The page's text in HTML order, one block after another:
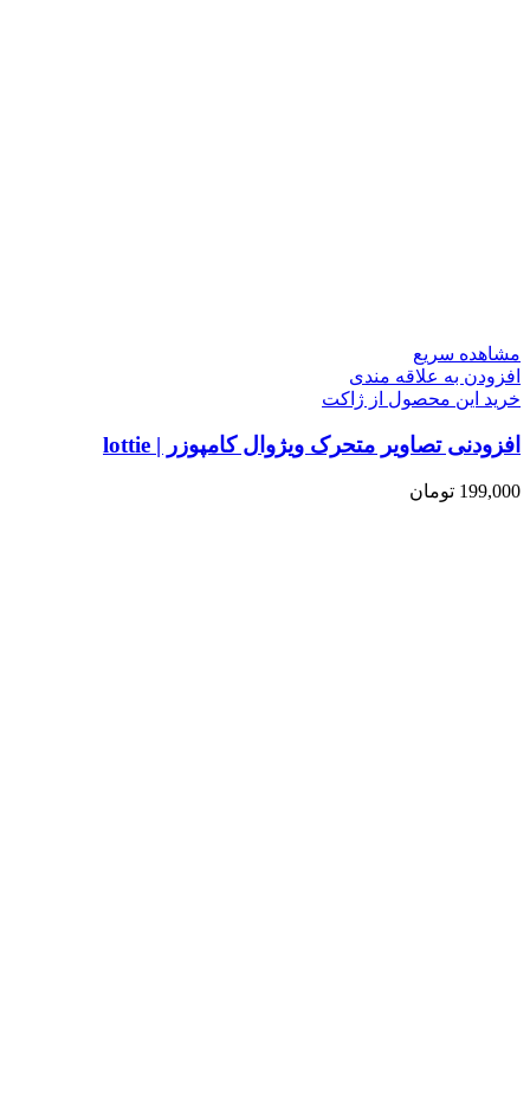
مشاهده سریع
افزودن به علاقه مندی
خرید این محصول از ژاکت
افزودنی تصاویر متحرک ویژوال کامپوزر | lottie
199,000 تومان